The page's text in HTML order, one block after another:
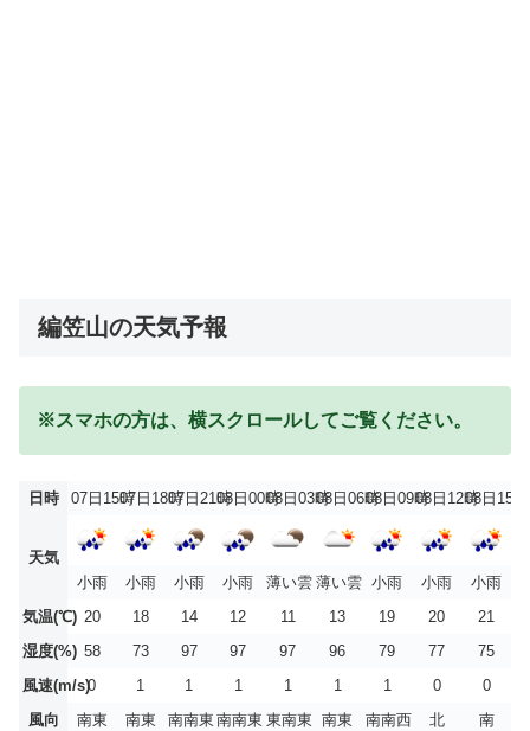
編笠山の天気予報
※スマホの方は、横スクロールしてご覧ください。
日時 07日15時07日18時07日21時08日00時08日03時08日06時08日09時08日12時08日15時
天気
小雨
小雨 小雨 小雨 薄い雲 薄い雲 小雨 小雨
小雨
気温(℃) 20 18 14 12 11 13 19 20
21
湿度(%) 58 73 97 97 97 96 79 77
75
風速(m/s)0 1 1 1 1 1 1 0
0
風向
南東 南東 南南東 南南東 東南東 南東 南南西 北
南